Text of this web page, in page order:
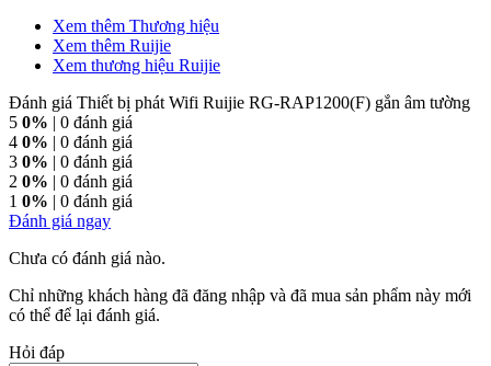
Xem thêm Thương hiệu
Xem thêm Ruijie
Xem thương hiệu Ruijie
Đánh giá Thiết bị phát Wifi Ruijie RG-RAP1200(F) gắn âm tường
5 0% | 0 đánh giá
4 0% | 0 đánh giá
3 0% | 0 đánh giá
2 0% | 0 đánh giá
1 0% | 0 đánh giá
Đánh giá ngay
Chưa có đánh giá nào.
Chỉ những khách hàng đã đăng nhập và đã mua sản phẩm này mới
có thể để lại đánh giá.
Hỏi đáp